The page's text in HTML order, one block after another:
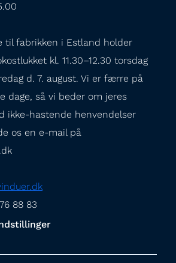
til fabrikken i Estland holder
kl. 11.30–12.30 torsdag
d. 7. august. Vi er færre på
dage, så vi beder om jeres
ikke-hastende henvendelser
os en e-mail på
88 83